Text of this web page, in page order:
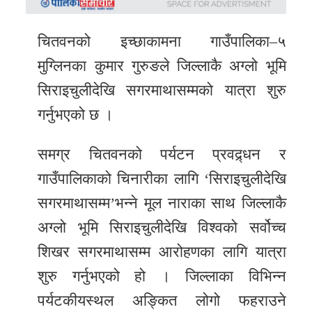
Preeti
unicode
स्थानीय
English
चितवनको इच्छाकामना गाउँपालिका–५
मुग्लिनका कुमार गुरुङले जिल्लाकै अग्लो भूमि
सिराइचुलीदेखि सगरमाथासम्मको यात्रा शुरु
गर्नुभएको छ ।
समग्र चितवनको पर्यटन प्रवद्र्धन र
गाउँपालिकाको चिनारीका लागि ‘सिराइचुलीदेखि
सगरमाथासम्म’भन्ने मूल नाराका साथ जिल्लाकै
अग्लो भूमि सिराइचुलीदेखि विश्वको सर्वोच्च
शिखर सगरमाथासम्म आरोहणका लागि यात्रा
शुरु गर्नुभएको हो । जिल्लाका विभिन्न
पर्यटकीयस्थल अङ्कित लोगो फहराउने